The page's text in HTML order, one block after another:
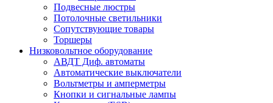
Подвесные люстры
Потолочные светильники
Сопутствующие товары
Торшеры
Низковольтное оборудование
АВДT Диф. автоматы
Автоматические выключатели
Вольтметры и амперметры
Кнопки и сигнальные лампы